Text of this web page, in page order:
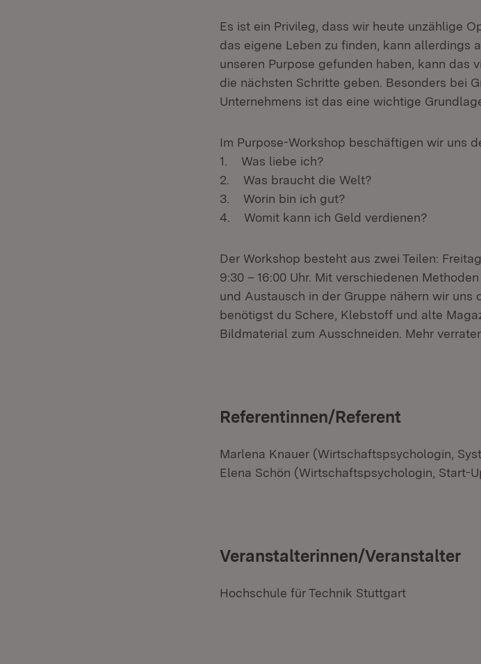
Es ist ein Privileg, dass wir heute unzählige
das eigene Leben zu finden, kann allerdings
unseren Purpose gefunden haben, kann das
die nächsten Schritte geben. Besonders bei
Unternehmens ist das eine wichtige
Im Purpose-Workshop beschäftigen wir uns
1. Was liebe ich?
2. Was braucht die Welt?
3. Worin bin ich gut?
4. Womit kann ich Geld verdienen?
Der Workshop besteht aus zwei Teilen:
9:30 – 16:00 Uhr. Mit verschiedenen
und Austausch in der Gruppe nähern wir uns
benötigst du Schere, Klebstoff und alte
Bildmaterial zum Ausschneiden. Mehr
Referentinnen/Referent
Marlena Knauer (Wirtschaftspsychologin,
Elena Schön (Wirtschaftspsychologin, Start-
Veranstalterinnen/Veranstalter
Hochschule für Technik Stuttgart